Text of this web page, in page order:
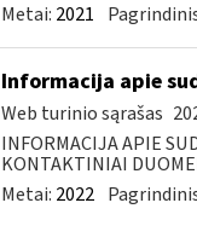
Metai: 2021
Informacija apie
Web turinio sąrašas
INFORMACIJA APIE
KONTAKTINIAI
Metai: 2022